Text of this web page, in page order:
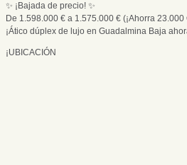
✨ ¡Bajada de precio! ✨
De 1.598.000 € a 1.575.000 € (¡Ahorra 23.000
¡Ático dúplex de lujo en Guadalmina Baja
¡UBICACIÓN